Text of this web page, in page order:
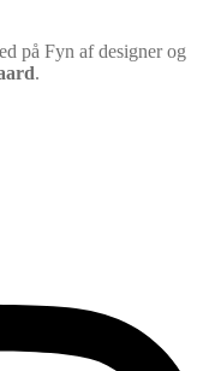
på Fyn af designer og
.